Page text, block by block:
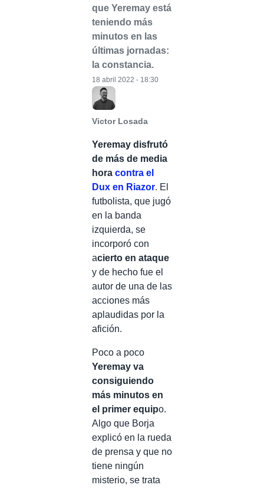
que Yeremay está
teniendo más
minutos en las
últimas jornadas:
la constancia.
Victor Losada
18 abril 2022 - 18:30
Yeremay disfrutó
de más de media
hora contra el
Dux en Riazor. El
futbolista, que jugó
en la banda
izquierda, se
incorporó con
acierto en ataque
y de hecho fue el
autor de una de las
acciones más
aplaudidas por la
afición.
Poco a poco
Yeremay va
consiguiendo
más minutos en
el primer equipo.
Algo que Borja
explicó en la rueda
de prensa y que no
tiene ningún
misterio, se trata